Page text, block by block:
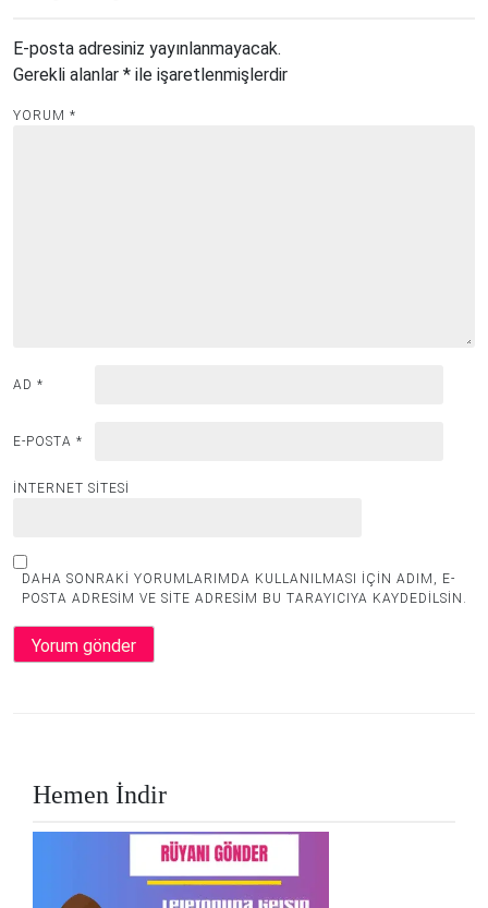
E-posta adresiniz yayınlanmayacak.
Gerekli alanlar * ile işaretlenmişlerdir
YORUM *
AD *
E-POSTA *
İNTERNET SITESI
DAHA SONRAKI YORUMLARIMDA KULLANILMASI IÇIN ADIM, E-
POSTA ADRESIM VE SITE ADRESIM BU TARAYICIYA KAYDEDILSIN.
Hemen İndir